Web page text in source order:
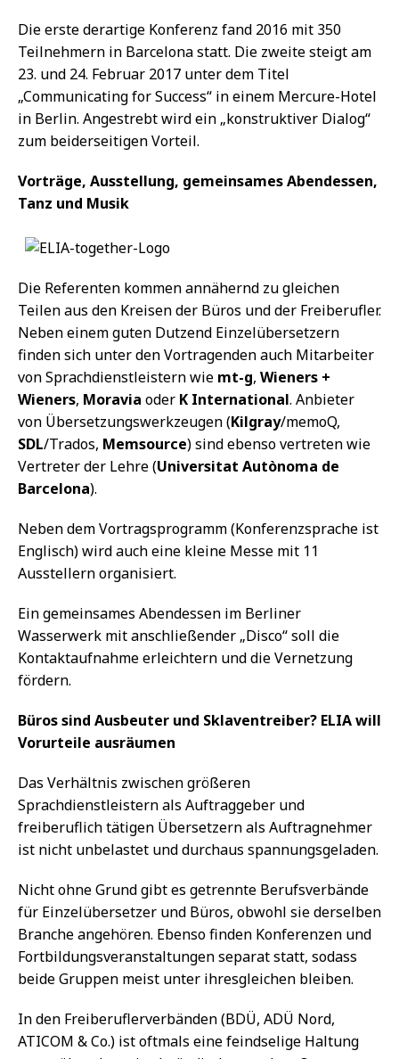
Die erste derartige Konferenz fand 2016 mit 350
Teilnehmern in Barcelona statt. Die zweite steigt am
23. und 24. Februar 2017 unter dem Titel
„Communicating for Success“ in einem Mercure-Hotel
in Berlin. Angestrebt wird ein „konstruktiver Dialog“
zum beiderseitigen Vorteil.
Vorträge, Ausstellung, gemeinsames Abendessen,
Tanz und Musik
Die Referenten kommen annähernd zu gleichen
Teilen aus den Kreisen der Büros und der Freiberufler.
Neben einem guten Dutzend Einzelübersetzern
finden sich unter den Vortragenden auch Mitarbeiter
von Sprachdienstleistern wie mt-g, Wieners +
Wieners, Moravia oder K International. Anbieter
von Übersetzungswerkzeugen (Kilgray/memoQ,
SDL/Trados, Memsource) sind ebenso vertreten wie
Vertreter der Lehre (Universitat Autònoma de
Barcelona).
Neben dem Vortragsprogramm (Konferenzsprache ist
Englisch) wird auch eine kleine Messe mit 11
Ausstellern organisiert.
Ein gemeinsames Abendessen im Berliner
Wasserwerk mit anschließender „Disco“ soll die
Kontaktaufnahme erleichtern und die Vernetzung
fördern.
Büros sind Ausbeuter und Sklaventreiber? ELIA will
Vorurteile ausräumen
Das Verhältnis zwischen größeren
Sprachdienstleistern als Auftraggeber und
freiberuflich tätigen Übersetzern als Auftragnehmer
ist nicht unbelastet und durchaus spannungsgeladen.
Nicht ohne Grund gibt es getrennte Berufsverbände
für Einzelübersetzer und Büros, obwohl sie derselben
Branche angehören. Ebenso finden Konferenzen und
Fortbildungsveranstaltungen separat statt, sodass
beide Gruppen meist unter ihresgleichen bleiben.
In den Freiberuflerverbänden (BDÜ, ADÜ Nord,
ATICOM & Co.) ist oftmals eine feindselige Haltung